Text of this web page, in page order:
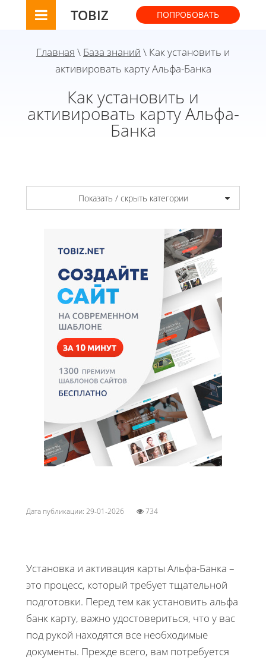
TOBIZ ПОПРОБОВАТЬ
Главная \ База знаний \ Как установить и
активировать карту Альфа-Банка
Как установить и
активировать карту Альфа-
Банка
Показать / скрыть категории
Дата публикации: 29-01-2026 734
Установка и активация карты Альфа-Банка –
это процесс, который требует тщательной
подготовки. Перед тем как установить альфа
банк карту, важно удостовериться, что у вас
под рукой находятся все необходимые
документы. Прежде всего, вам потребуется